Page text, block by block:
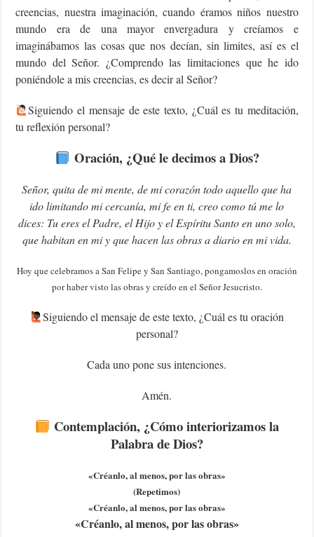
creencias, nuestra imaginación, cuando éramos niños nuestro
mundo era de una mayor envergadura y creíamos e
imaginábamos las cosas que nos decían, sin limites, así es el
mundo del Señor. ¿Comprendo las limitaciones que he ido
poniéndole a mis creencias, es decir al Señor?
Siguiendo el mensaje de este texto, ¿Cuál es tu meditación,
tu reflexión personal?
Oración, ¿Qué le decimos a Dios?
Señor, quita de mi mente, de mi corazón todo aquello que ha
ido limitando mi cercanía, mi fe en ti, creo como tú me lo
dices: Tu eres el Padre, el Hijo y el Espíritu Santo en uno solo,
que habitan en mi y que hacen las obras a diario en mi vida.
Hoy que celebramos a San Felipe y San Santiago, pongamoslos en oración
por haber visto las obras y creído en el Señor Jesucristo.
‍Siguiendo el mensaje de este texto, ¿Cuál es tu oración
personal?
Cada uno pone sus intenciones.
Amén.
Contemplación, ¿Cómo interiorizamos la
Palabra de Dios?
«Créanlo, al menos, por las obras»
(Repetimos)
«Créanlo, al menos, por las obras»
«Créanlo, al menos, por las obras»